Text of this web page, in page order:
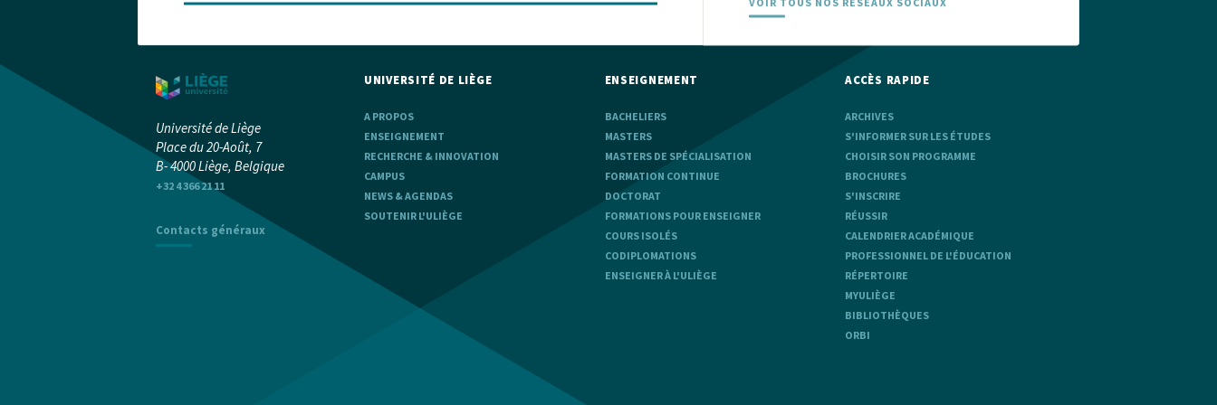
Université de Liège
Place du 20-Août, 7
B- 4000 Liège, Belgique
+32 4 366 21 11
Contacts généraux
UNIVERSITÉ DE LIÈGE
A PROPOS
ENSEIGNEMENT
RECHERCHE & INNOVATION
CAMPUS
NEWS & AGENDAS
SOUTENIR L'ULIÈGE
ENSEIGNEMENT
BACHELIERS
MASTERS
MASTERS DE SPÉCIALISATION
FORMATION CONTINUE
DOCTORAT
FORMATIONS POUR ENSEIGNER
COURS ISOLÉS
CODIPLOMATIONS
ENSEIGNER À L'ULIÈGE
ACCÈS RAPIDE
ARCHIVES
S'INFORMER SUR LES ÉTUDES
CHOISIR SON PROGRAMME
BROCHURES
S'INSCRIRE
RÉUSSIR
CALENDRIER ACADÉMIQUE
PROFESSIONNEL DE L'ÉDUCATION
RÉPERTOIRE
MYULIÈGE
BIBLIOTHÈQUES
ORBI